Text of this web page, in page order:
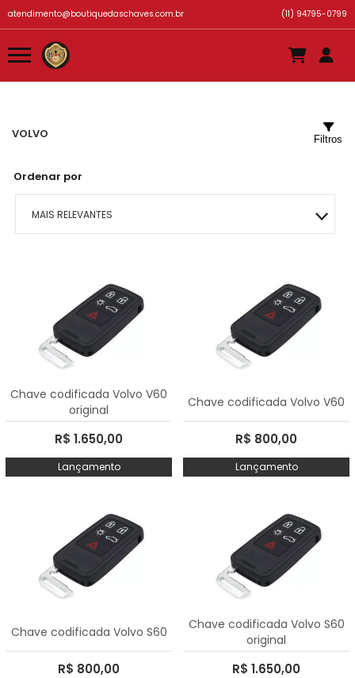
atendimento@boutiquedaschaves.com.br (11) 94795-0799
VOLVO
Ordenar por
MAIS RELEVANTES
MENOR PREÇO
MAIOR PREÇO
Filtros
Chave codificada Volvo V60
original
R$ 1.650,00
Lançamento
Chave codificada Volvo V60
R$ 800,00
Lançamento
Chave codificada Volvo S60
R$ 800,00
Chave codificada Volvo S60
original
R$ 1.650,00